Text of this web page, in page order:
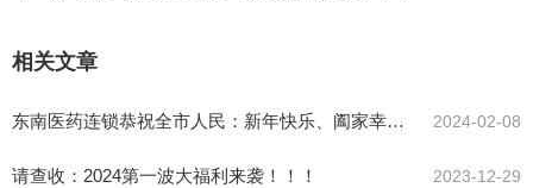
相关文章
2024-02-08
东南医药连锁恭祝全市人民：新年快乐、阖家幸
福！
2023-12-29
请查收：2024第一波大福利来袭！！！